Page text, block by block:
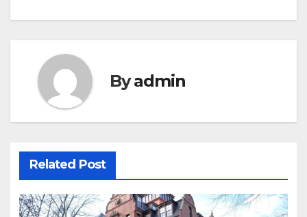
Byadmin
Related Post